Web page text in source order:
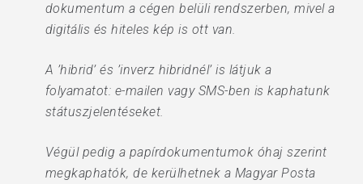
dokumentum a cégen belüli rendszerben, mivel a
digitális és hiteles kép is ott van.
A ’hibrid’ és ’inverz hibridnél’ is látjuk a
folyamatot: e-mailen vagy SMS-ben is kaphatunk
státuszjelentéseket.
Végül pedig a papírdokumentumok óhaj szerint
megkaphatók, de kerülhetnek a Magyar Posta